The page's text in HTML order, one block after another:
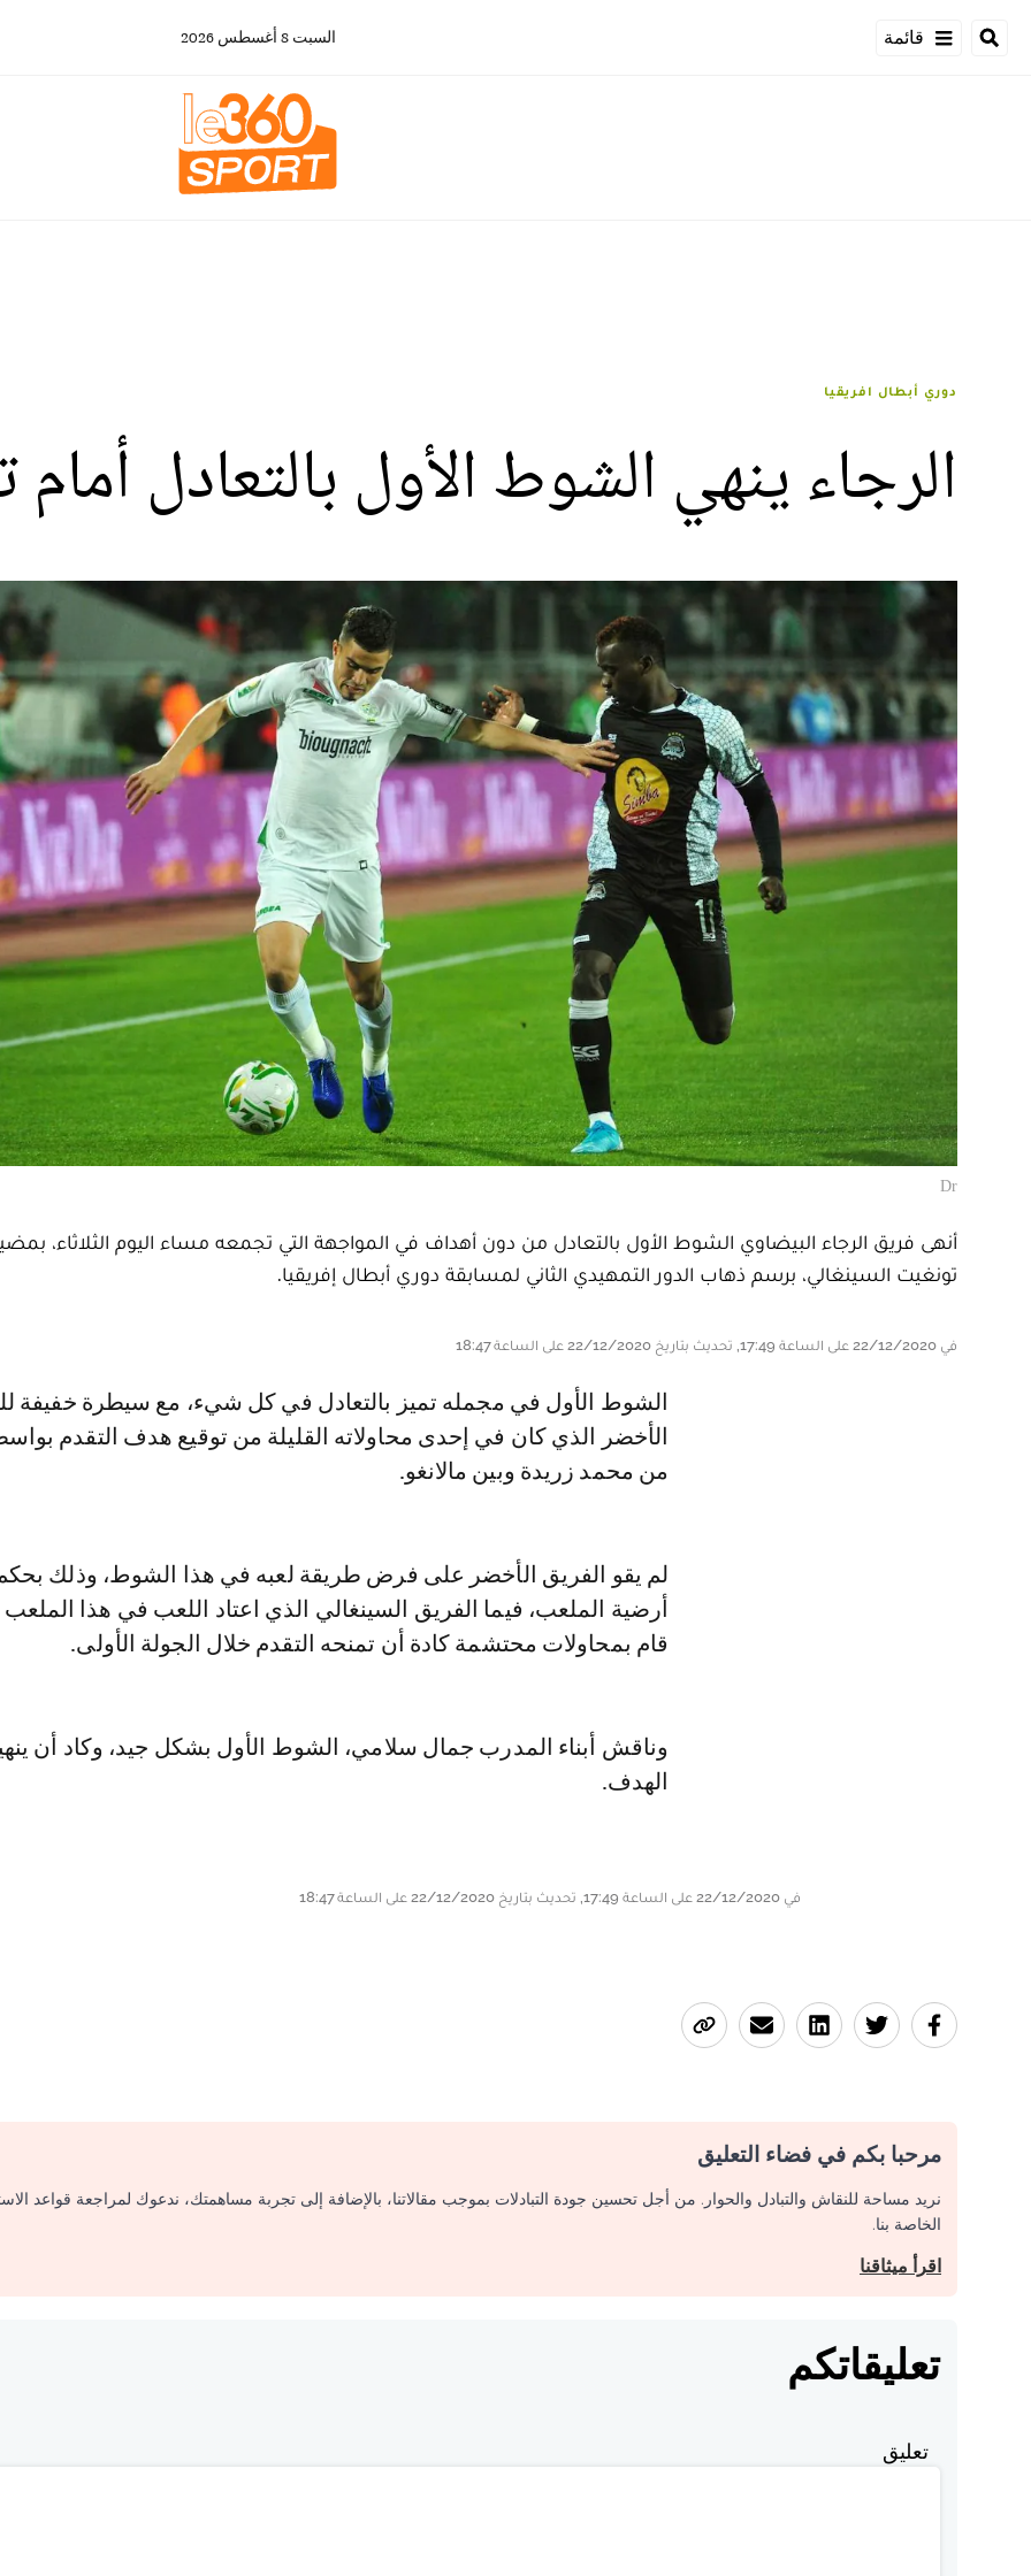
قائمة السبت 8 أغسطس 2026
دوري أبطال افريقيا
الرجاء ينهي الشوط الأول بالتعادل
Dr
أنهى فريق الرجاء البيضاوي الشوط الأول بالتعادل من دون أهداف في المواجهة التي تجمعه مساء اليوم الثلاثاء،
تونغيت السينغالي، برسم ذهاب الدور التمهيدي الثاني لمسابقة دوري أبطال إفريقيا.
في 22/12/2020 على الساعة 17:49, تحديث بتاريخ 22/12/2020 على الساعة 18:47
الشوط الأول في مجمله تميز بالتعادل في كل شيء، مع سيطرة خفيفة للفريق
الأخضر الذي كان في إحدى محاولاته القليلة من توقيع هدف التقدم
من محمد زريدة وبين مالانغو.
لم يقو الفريق الأخضر على فرض طريقة لعبه في هذا الشوط، وذلك
أرضية الملعب، فيما الفريق السينغالي الذي اعتاد اللعب في هذا
قام بمحاولات محتشمة كادة أن تمنحه التقدم خلال الجولة الأولى.
وناقش أبناء المدرب جمال سلامي، الشوط الأول بشكل جيد، وكاد أن
الهدف.
في 22/12/2020 على الساعة 17:49, تحديث بتاريخ 22/12/2020 على الساعة 18:47
مرحبا بكم في فضاء التعليق
نريد مساحة للنقاش والتبادل والحوار. من أجل تحسين جودة التبادلات بموجب مقالاتنا، بالإضافة إلى تجربة مساهمتك، ندعوك لمراجعة قواعد
الخاصة بنا.
اقرأ ميثاقنا
تعليقاتكم
تعليق